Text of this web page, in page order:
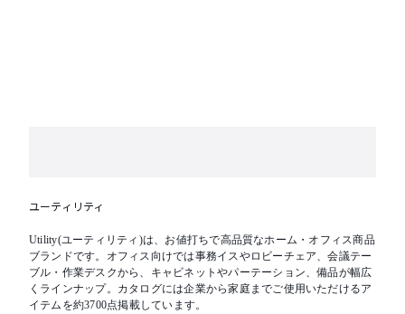
ユーティリティ
Utility(ユーティリティ)は、お値打ちで高品質なホーム・オフィス商品
ブランドです。オフィス向けでは事務イスやロビーチェア、会議テー
ブル・作業デスクから、キャビネットやパーテーション、備品が幅広
くラインナップ。カタログには企業から家庭までご使用いただけるア
イテムを約3700点掲載しています。